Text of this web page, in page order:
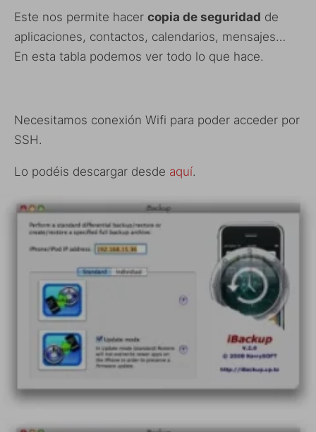
Este nos permite hacer copia de seguridad de
aplicaciones, contactos, calendarios, mensajes…
En esta tabla podemos ver todo lo que hace.
Necesitamos conexión Wifi para poder acceder por
SSH.
Lo podéis descargar desde aquí.